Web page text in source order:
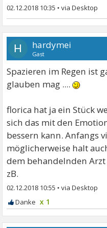
02.12.2018 10:35 •
H hardymei
Gast
Spazieren im Regen ist
glauben mag ....
florica hat ja ein Stück
sich das mit den
bessern kann. Anfangs
möglicherweise halt
dem behandelnden
zB.
02.12.2018 10:55 •
x 1